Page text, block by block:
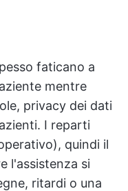
faticano a
mentre
privacy dei dati
I reparti
quindi il
l'assistenza si
ritardi o una